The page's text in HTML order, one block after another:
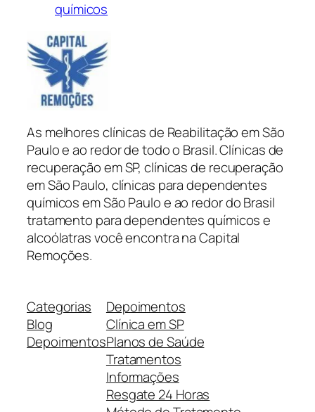
químicos
As melhores clínicas de Reabilitação em São
Paulo e ao redor de todo o Brasil. Clínicas de
recuperação em SP, clínicas de recuperação
em São Paulo, clínicas para dependentes
químicos em São Paulo e ao redor do Brasil
tratamento para dependentes químicos e
alcoólatras você encontra na Capital
Remoções.
Categorias
Blog
Depoimentos
Depoimentos
Clínica em SP
Planos de Saúde
Tratamentos
Informações
Resgate 24 Horas